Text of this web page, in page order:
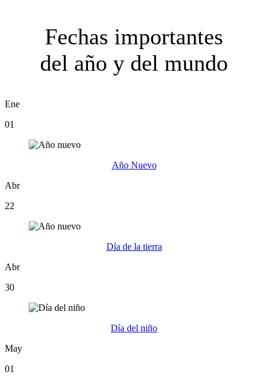
Fechas importantes
del año y del mundo
Ene
01
Año Nuevo
Abr
22
Día de la tierra
Abr
30
Día del niño
May
01